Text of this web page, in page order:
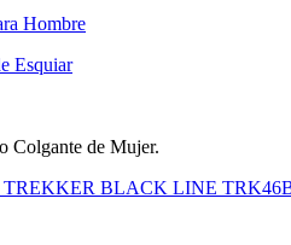
Hombre
Esquiar
Colgante de Mujer.
BLACK LINE